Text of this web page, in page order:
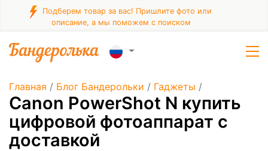
Подберем товар за вас! Пришлите фото или
описание, а мы поможем с поиском
Главная / Блог Бандерольки / Гаджеты /
Canon PowerShot N купить
цифровой фотоаппарат с
доставкой